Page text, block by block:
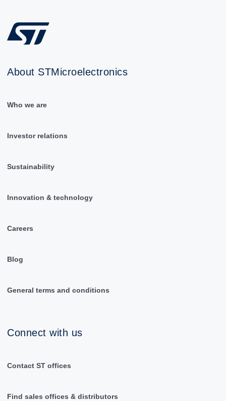
About STMicroelectronics
Who we are
Investor relations
Sustainability
Innovation & technology
Careers
Blog
General terms and conditions
Connect with us
Contact ST offices
Find sales offices & distributors